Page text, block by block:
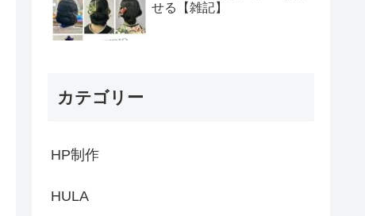
せる【雑記】
カテゴリー
HP制作
HULA